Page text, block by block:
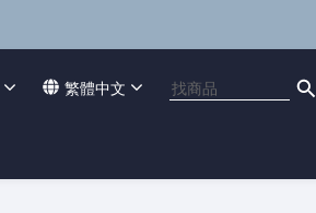
繁體中文